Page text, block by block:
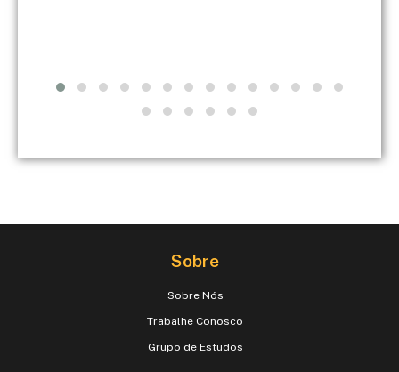
Sobre
Sobre Nós
Trabalhe Conosco
Grupo de Estudos